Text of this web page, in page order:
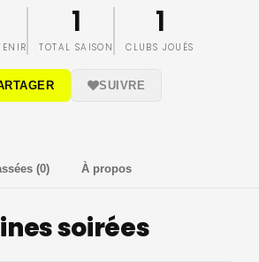
1
TOTAL SAISON
1
CLUBS JOUÉS
SUIVRE
(0) À propos
soirées